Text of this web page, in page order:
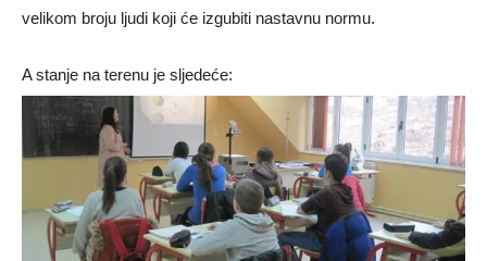
velikom broju ljudi koji će izgubiti nastavnu normu.
A stanje na terenu je sljedeće: